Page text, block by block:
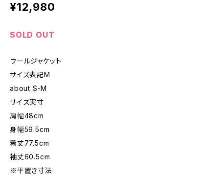
¥12,980
SOLD OUT
ウールジャケット
サイズ表記M
about S-M
サイズ実寸
肩幅48cm
身幅59.5cm
着丈77.5cm
袖丈60.5cm
※平置き寸法